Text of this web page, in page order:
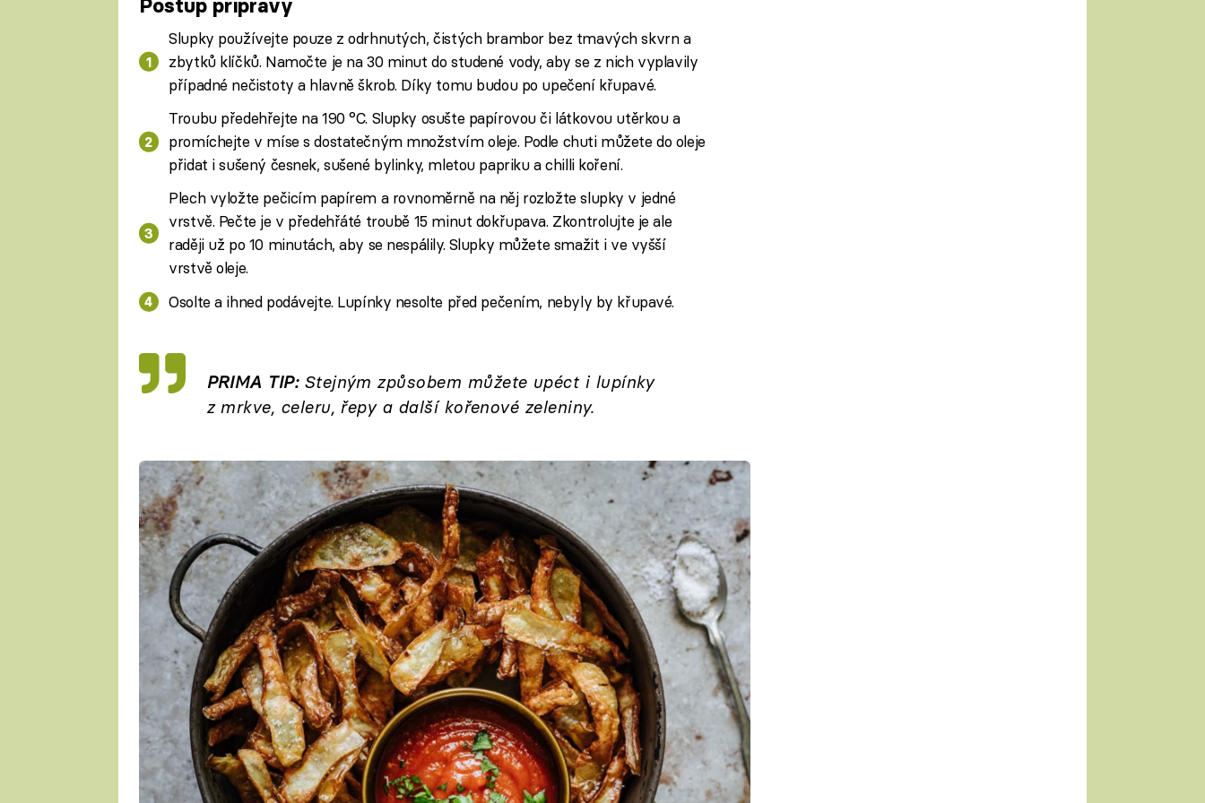
Slupky používejte pouze z odrhnutých, čistých brambor bez tmavých skvrn a
zbytků klíčků. Namočte je na 30 minut do studené vody, aby se z nich vyplavily
případné nečistoty a hlavně škrob. Díky tomu budou po upečení křupavé.
Troubu předehřejte na 190 °C. Slupky osušte papírovou či látkovou utěrkou a
promíchejte v míse s dostatečným množstvím oleje. Podle chuti můžete do oleje
přidat i sušený česnek, sušené bylinky, mletou papriku a chilli koření.
Plech vyložte pečicím papírem a rovnoměrně na něj rozložte slupky v jedné
vrstvě. Pečte je v předehřáté troubě 15 minut dokřupava. Zkontrolujte je ale
raději už po 10 minutách, aby se nespálily. Slupky můžete smažit i ve vyšší
vrstvě oleje.
Osolte a ihned podávejte. Lupínky nesolte před pečením, nebyly by křupavé.
PRIMA TIP:Stejným způsobem můžete upéct i lupínky
z mrkve, celeru, řepy a další kořenové zeleniny.